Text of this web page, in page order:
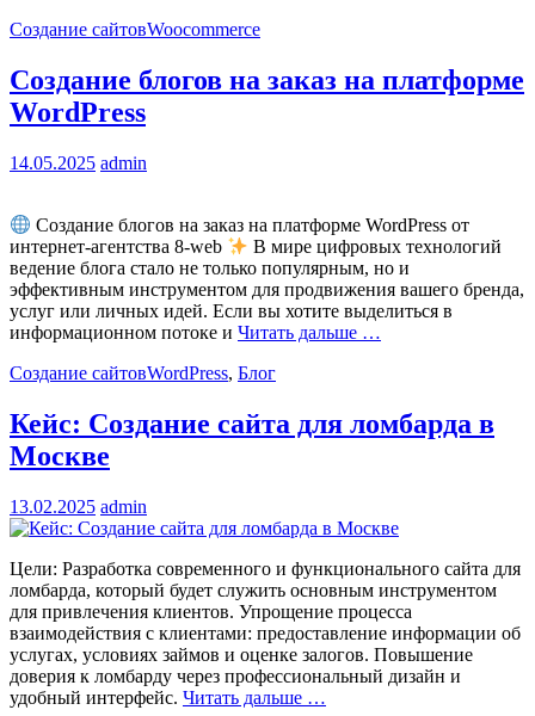
Создание сайтовWoocommerce
Cоздание блогов на заказ на платформе
WordPress
14.05.2025 admin
Создание блогов на заказ на платформе WordPress от
интернет-агентства 8-web
В мире цифровых технологий
ведение блога стало не только популярным, но и
эффективным инструментом для продвижения вашего бренда,
услуг или личных идей. Если вы хотите выделиться в
информационном потоке и Читать дальше …
Создание сайтовWordPress, Блог
Кейс: Создание сайта для ломбарда в
Москве
13.02.2025 admin
Цели: Разработка современного и функционального сайта для
ломбарда, который будет служить основным инструментом
для привлечения клиентов. Упрощение процесса
взаимодействия с клиентами: предоставление информации об
услугах, условиях займов и оценке залогов. Повышение
доверия к ломбарду через профессиональный дизайн и
удобный интерфейс. Читать дальше …